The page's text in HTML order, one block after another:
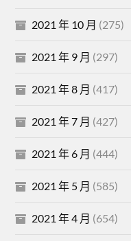
2021 年 10 月 (275)
2021 年 9 月 (297)
2021 年 8 月 (417)
2021 年 7 月 (427)
2021 年 6 月 (444)
2021 年 5 月 (585)
2021 年 4 月 (654)